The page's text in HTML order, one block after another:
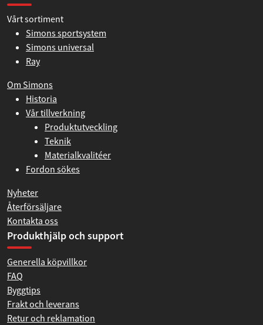
Vårt sortiment
Simons sportsystem
Simons universal
Ray
Om Simons
Historia
Vår tillverkning
Produktutveckling
Teknik
Materialkvalitéer
Fordon sökes
Nyheter
Återförsäljare
Kontakta oss
Produkthjälp och support
Generella köpvillkor
FAQ
Byggtips
Frakt och leverans
Retur och reklamation